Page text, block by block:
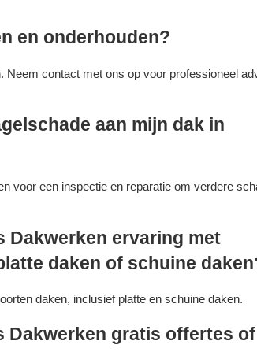
en onderhouden?
Neem contact met ons op voor professioneel
aan mijn dak in
voor een inspectie en reparatie om verdere
Dakwerken ervaring met
daken of schuine
daken, inclusief platte en schuine daken.
Dakwerken gratis offertes of